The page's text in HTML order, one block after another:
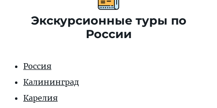
Экскурсионные туры по
России
Россия
Калининград
Карелия